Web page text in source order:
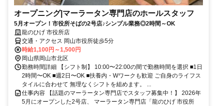
オープニング|マーラータン専門店のホールスタッフ
5月オープン！市役所そばの2号店♪シンプル業務◎2時間～OK
龍のひげ 市役所店
交通・アクセス 岡山市役所徒歩5分
時給1,100円～1,500円
岡山県岡山市北区
勤務時間詳細 【シフト制】 10:00〜22:00の間で勤務時間を選択 ■1日
2時間〜OK ■週2日〜OK ■扶養内・Wワークも歓迎 ご自身のライフス
タイルに合わせて 無理なくシフトを組めます。 ...
仕事内容 【話題のマーラータン専門店でスタッフ募集中！】 2026年
5月にオープンした2号店、 マーラータン専門店「龍のひげ 市役所